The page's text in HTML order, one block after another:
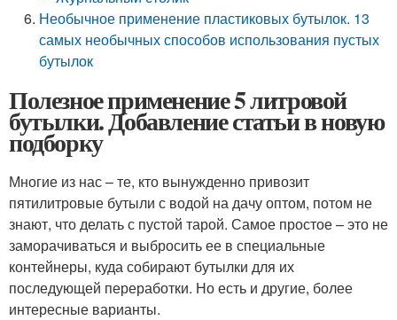
Необычное применение пластиковых бутылок. 13
самых необычных способов использования пустых
бутылок
Полезное применение 5 литровой
бутылки. Добавление статьи в новую
подборку
Многие из нас – те, кто вынужденно привозит
пятилитровые бутыли с водой на дачу оптом, потом не
знают, что делать с пустой тарой. Самое простое – это не
заморачиваться и выбросить ее в специальные
контейнеры, куда собирают бутылки для их
последующей переработки. Но есть и другие, более
интересные варианты.